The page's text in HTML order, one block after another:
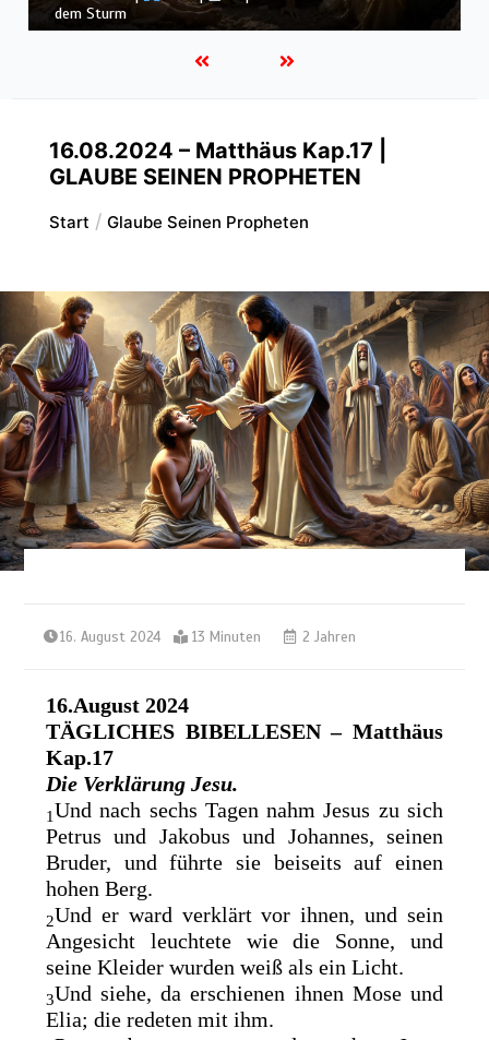
Könige |
Kap. 16 : Der Untergang des Hauses Ahab
16.08.2024 – Matthäus Kap.17 |
GLAUBE SEINEN PROPHETEN
Start Glaube Seinen Propheten
16. August 2024 13 Minuten 2 Jahren
16.August 2024
TÄGLICHES BIBELLESEN – Matthäus
Kap.17
Die Verklärung Jesu.
1Und nach sechs Tagen nahm Jesus zu sich
Petrus und Jakobus und Johannes, seinen
Bruder, und führte sie beiseits auf einen
hohen Berg.
2Und er ward verklärt vor ihnen, und sein
Angesicht leuchtete wie die Sonne, und
seine Kleider wurden weiß als ein Licht.
3Und siehe, da erschienen ihnen Mose und
Elia; die redeten mit ihm.